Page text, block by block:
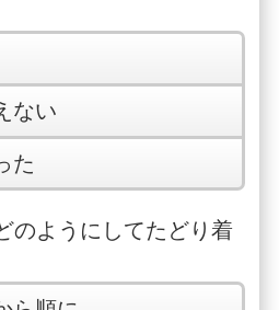
ない
た
のようにしてたどり着